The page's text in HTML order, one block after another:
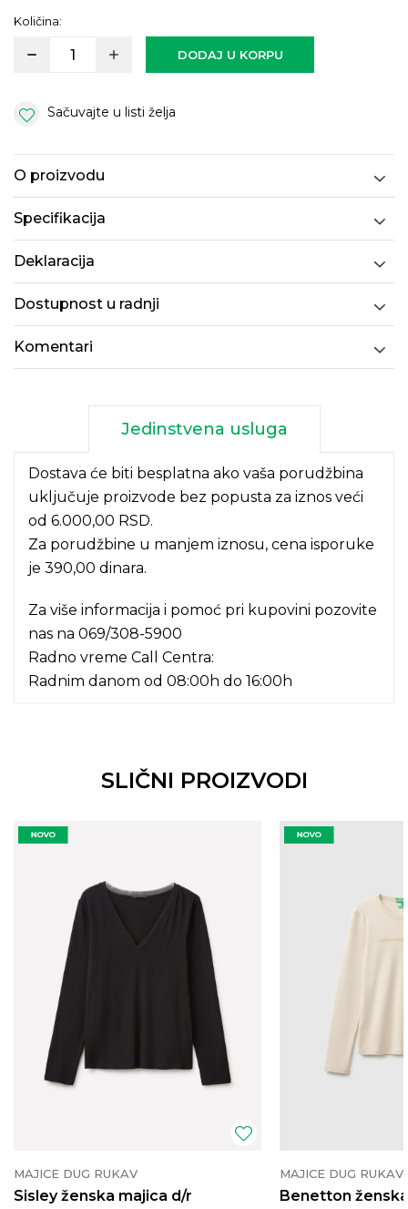
Količina:
DODAJ U KORPU
Sačuvajte u listi želja
O proizvodu
Specifikacija
Deklaracija
Dostupnost u radnji
Komentari
Jedinstvena usluga
Dostava će biti besplatna ako vaša porudžbina
uključuje proizvode bez popusta za iznos veći
od 6.000,00 RSD.
Za porudžbine u manjem iznosu, cena isporuke
je 390,00 dinara.
Za više informacija i pomoć pri kupovini pozovite
nas na 069/308-5900
Radno vreme Call Centra:
Radnim danom od 08:00h do 16:00h
SLIČNI PROIZVODI
MAJICE DUG RUKAV
Sisley ženska majica d/r
MAJICE DUG RUKAV
Benetton